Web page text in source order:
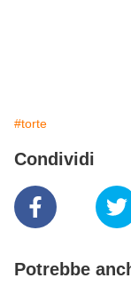
#torte
Condividi
Potrebbe